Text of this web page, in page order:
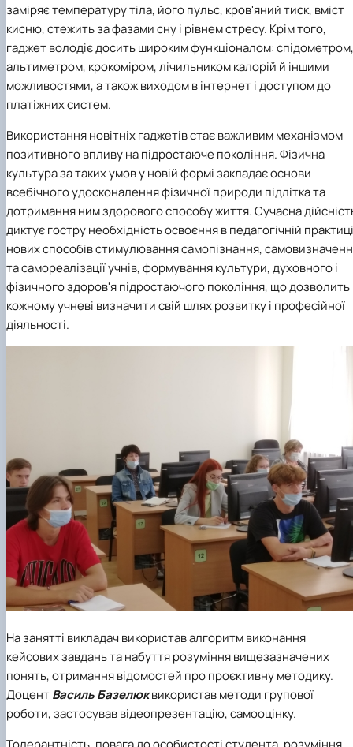
заміряє температуру тіла, його пульс, кров'яний тиск, вміст
кисню, стежить за фазами сну і рівнем стресу. Крім того,
гаджет володіє досить широким функціоналом: спідометром,
альтиметром, крокоміром, лічильником калорій й іншими
можливостями, а також виходом в інтернет і доступом до
платіжних систем.
Використання новітніх гаджетів стає важливим механізмом
позитивного впливу на підростаюче покоління. Фізична
культура за таких умов у новій формі закладає основи
всебічного удосконалення фізичної природи підлітка та
дотримання ним здорового способу життя. Сучасна
диктує гостру необхідність освоєння в педагогічній практиці
нових способів стимулювання самопізнання,
та самореалізації учнів, формування культури, духовного і
фізичного здоров'я підростаючого покоління, що дозволить
кожному учневі визначити свій шлях розвитку і професійної
діяльності.
На занятті викладач використав алгоритм виконання
кейсових завдань та набуття розуміння вищезазначених
понять, отримання відомостей про проєктивну методику.
ДоцентВасиль Базелюквикористав методи групової
роботи, застосував відеопрезентацію, самооцінку.